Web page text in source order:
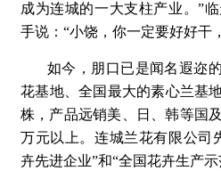
成为连城的一大支柱产业。”
手说：“小饶，你一定要好好干
如今，朋口已是闻名遐迩
花基地、全国最大的素心兰基
株，产品远销美、日、韩等国
万元以上。连城兰花有限公司
卉先进企业”和“全国花卉生产示